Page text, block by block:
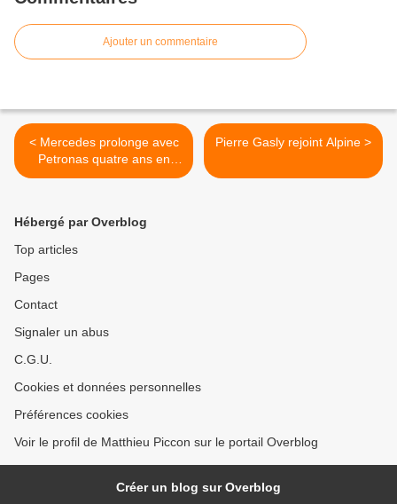
Ajouter un commentaire
< Mercedes prolonge avec
Petronas quatre ans en
avance
Pierre Gasly rejoint Alpine >
Hébergé par Overblog
Top articles
Pages
Contact
Signaler un abus
C.G.U.
Cookies et données personnelles
Préférences cookies
Voir le profil de Matthieu Piccon sur le portail Overblog
Créer un blog sur Overblog